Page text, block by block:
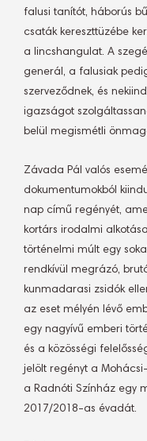
falusi tanítót, háborús
csaták kereszttüzébe
a lincshangulat. A
generál, a falusiak
szerveződnek, és
igazságot
belül megismétli
Závada Pál valós
dokumentumokból
nap című regényét,
kortárs irodalmi
történelmi múlt egy
rendkívül megrázó,
kunmadarasi zsidók
az eset mélyén lévő
egy nagyívű emberi
és a közösségi
jelölt regényt a
a Radnóti Színház egy
2017/2018-as évadát.